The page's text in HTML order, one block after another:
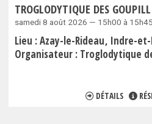
TROGLODYTIQUE DES
samedi 8 août 2026 — 15h00 à 15h45
Lieu :Azay-le-Rideau Indre-et-
Organisateur : Troglodytique des
DÉTAILS